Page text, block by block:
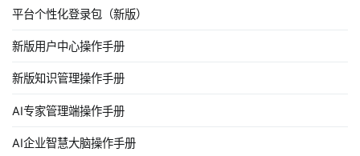
平台个性化登录包（新版）
新版用户中心操作手册
新版知识管理操作手册
AI专家管理端操作手册
AI企业智慧大脑操作手册